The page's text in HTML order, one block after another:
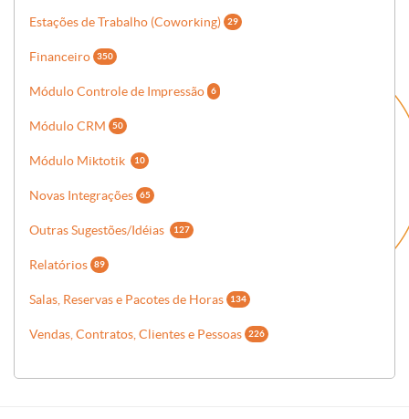
Estações de Trabalho (Coworking) 29
Financeiro 350
Módulo Controle de Impressão 6
Módulo CRM 50
Módulo Miktotik 10
Novas Integrações 65
Outras Sugestões/Idéias 127
Relatórios 89
Salas, Reservas e Pacotes de Horas 134
Vendas, Contratos, Clientes e Pessoas 226